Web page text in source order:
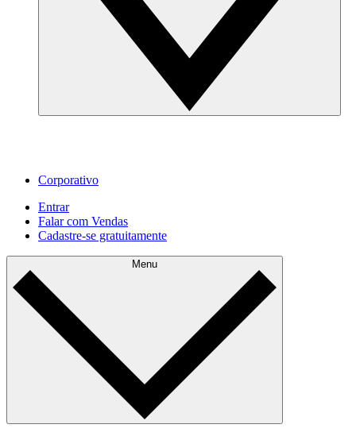
Corporativo
Entrar
Falar com Vendas
Cadastre‐se gratuitamente
Menu